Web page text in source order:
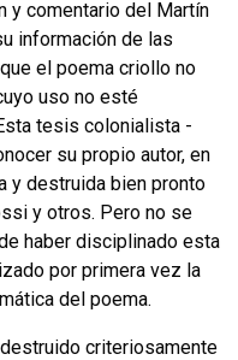
y comentario del Martín
información de las
el poema criollo no
uso no esté
tesis colonialista -
su propio autor, en
y destruida bien pronto
y otros. Pero no se
haber disciplinado esta
por primera vez la
del poema.
criteriosamente